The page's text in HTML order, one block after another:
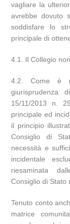
vagliare la
avrebbe dovuto
soddisfare lo
principale di
4.1. Il Collegio
4.2. Come è
giurisprudenza
15/11/2013 n.
principale ed
il principio
Consiglio di
necessità e
incidentale
riesaminata
Consiglio di Stato
Tenuto conto
matrice